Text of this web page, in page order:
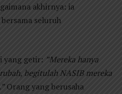
akhirnya: ia
seluruh
yang getir: ”Mereka hanya
begitulah NASIB mereka
Orang yang berusaha